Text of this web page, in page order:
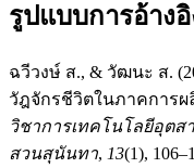
รูปแบบการอ้างอิ
ฉวีวงษ์ ส., & วัฒนะ ส.
วัฎจักรชีวิตในภาคการผ
วิชาการเทคโนโลยีอุต
สวนสุนันทา, 13(1),